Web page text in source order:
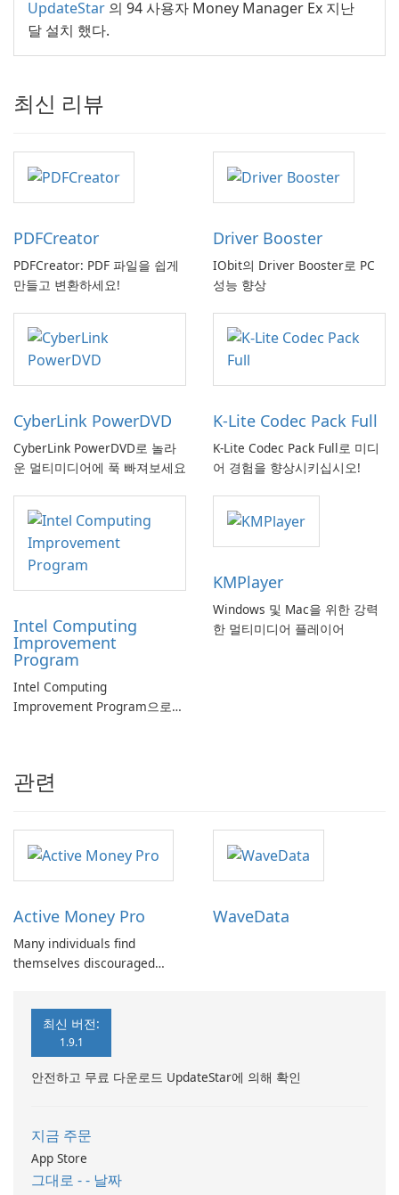
UpdateStar 의 94 사용자 Money Manager Ex 지난
달 설치 했다.
최신 리뷰
PDFCreator
PDFCreator: PDF 파일을 쉽게
만들고 변환하세요!
Driver Booster
IObit의 Driver Booster로 PC
성능 향상
CyberLink PowerDVD
CyberLink PowerDVD로 놀라
운 멀티미디어에 푹 빠져보세요
K-Lite Codec Pack Full
K-Lite Codec Pack Full로 미디
어 경험을 향상시키십시오!
Intel Computing
Improvement
Program
Intel Computing
Improvement Program으로
KMPlayer
Windows 및 Mac을 위한 강력
한 멀티미디어 플레이어
관련
Active Money Pro
Many individuals find
themselves discouraged
cumbersome nature of
traditional methods.
WaveData
최신 버전:
1.9.1
안전하고 무료 다운로드 UpdateStar에 의해 확인
지금 주문
App Store
그대로 - - 날짜